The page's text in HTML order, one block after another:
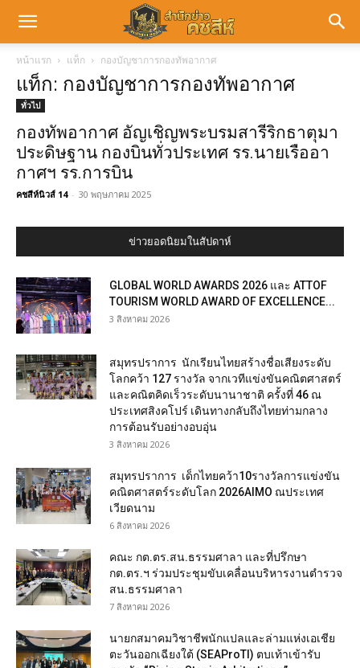
หน้าแรก แท็ก กองบัญชาการกองทัพอากาศ
แท็ก: กองบัญชาการกองทัพอากาศ
ทั่วไป
กองทัพอากาศ อัญเชิญพระบรมสารีริกธาตุมา
ประดิษฐาน กองบินทั่วประเทศ รร.นายเรืออา
กาศฯ รร.การบิน
คชสีห์นิวส์ 14 - 30 พฤษภาคม 2025
ข่าวยอดนิยมในสัปดาห์
GLOBAL WORLD AWARDS 2026 และ ATTOF
TOURISM WORLD AWARD OF EXCELLENCE...
3 สิงหาคม 2026
สมุทรปราการ นักเรียนไทยสร้างชื่อเสียงระดับ
โลกคว้า 127 รางวัล จากเวทีแข่งขันคณิตศาสตร์
และคณิตคิดเร็วระดับนานาชาติ ครั้งที่ 46 ณ
ประเทศสิงคโปร์ เดินทางกลับถึงไทยท่ามกลาง
การต้อนรับอย่างอบอุ่น
3 สิงหาคม 2026
สมุทรปราการ เด็กไทยคว้า10รางวัลการแข่งขัน
คณิตศาสตร์ระดับโลก 2026AIMO ณประเทศ
เวียดนาม
6 สิงหาคม 2026
คณะ กต.ตร.สน.ธรรมศาลา และที่ปรึกษา
กต.ตร.ฯ ร่วมประชุมขับเคลื่อนบริหารงานตำรวจ
สน.ธรรมศาลา
7 สิงหาคม 2026
นายกสมาคมวิชาชีพนักแปลและล่ามแห่งเอเชีย
ตะวันออกเฉียงใต้ (SEAProTI) ตบเท้าเข้ารับ